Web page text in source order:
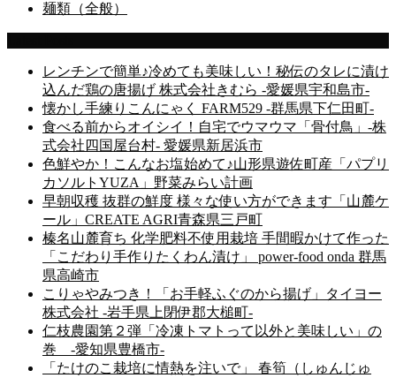
麺類（全般）
レンチンで簡単♪冷めても美味しい！秘伝のタレに漬け
込んだ鶏の唐揚げ 株式会社きむら -愛媛県宇和島市-
懐かし手練りこんにゃく FARM529 -群馬県下仁田町-
食べる前からオイシイ！自宅でウマウマ「骨付鳥」-株
式会社四国屋台村- 愛媛県新居浜市
色鮮やか！こんなお塩始めて♪山形県遊佐町産「パプリ
カソルトYUZA」野菜みらい計画
早朝収穫 抜群の鮮度 様々な使い方ができます「山麓ケ
ール」CREATE AGRI青森県三戸町
榛名山麓育ち 化学肥料不使用栽培 手間暇かけて作った
「こだわり手作りたくわん漬け」 power-food onda 群馬
県高崎市
こりゃやみつき！「お手軽ふぐのから揚げ」タイヨー
株式会社 -岩手県上閉伊郡大槌町-
仁枝農園第２弾「冷凍トマトって以外と美味しい」の
巻 -愛知県豊橋市-
「たけのこ栽培に情熱を注いで」 春筍（しゅんじゅ